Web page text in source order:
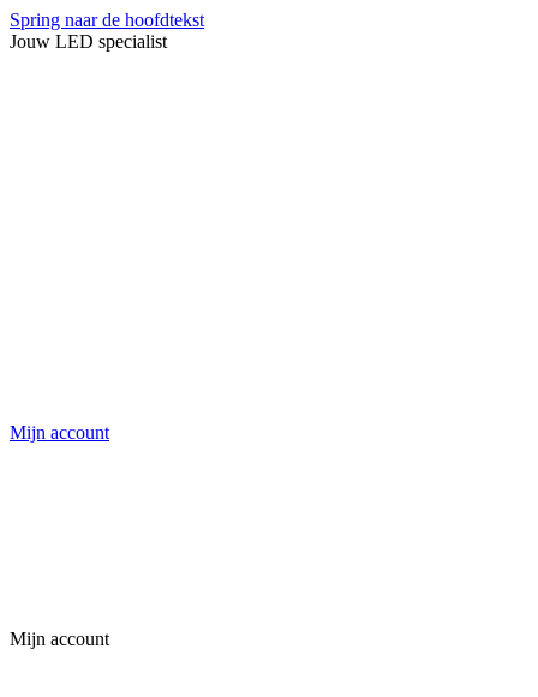
Spring naar de hoofdtekst
Jouw LED specialist
Mijn account
Mijn account